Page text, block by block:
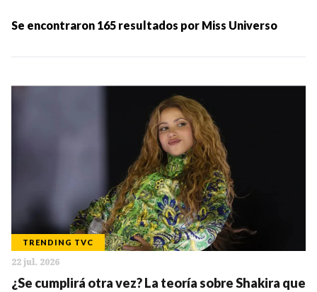
MÁS RECIENTES
MENOS RECIENTES
IR
Se encontraron 165 resultados por Miss Universo
TRENDING TVC
22 jul. 2026
¿Se cumplirá otra vez? La teoría sobre Shakira que